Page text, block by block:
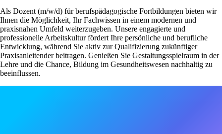
Als Dozent (m/w/d) für berufspädagogische Fortbildungen bieten wir
Ihnen die Möglichkeit, Ihr Fachwissen in einem modernen und
praxisnahen Umfeld weiterzugeben. Unsere engagierte und
professionelle Arbeitskultur fördert Ihre persönliche und berufliche
Entwicklung, während Sie aktiv zur Qualifizierung zukünftiger
Praxisanleitender beitragen. Genießen Sie Gestaltungsspielraum in der
Lehre und die Chance, Bildung im Gesundheitswesen nachhaltig zu
beeinflussen.